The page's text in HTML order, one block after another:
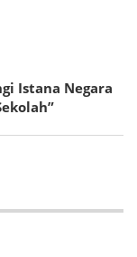
Istana Negara